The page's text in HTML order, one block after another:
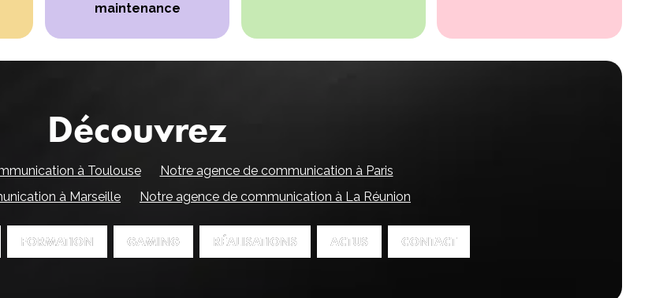
maintenance
Découvrez
à Toulouse
Notre agence de communication à Paris
à Marseille
Notre agence de communication à La Réunion
FORMATION
FORMATION GAMING
GAMING RÉALISATIONS
RÉALISATIONS ACTUS
ACTUS CONTACT
CONTACT